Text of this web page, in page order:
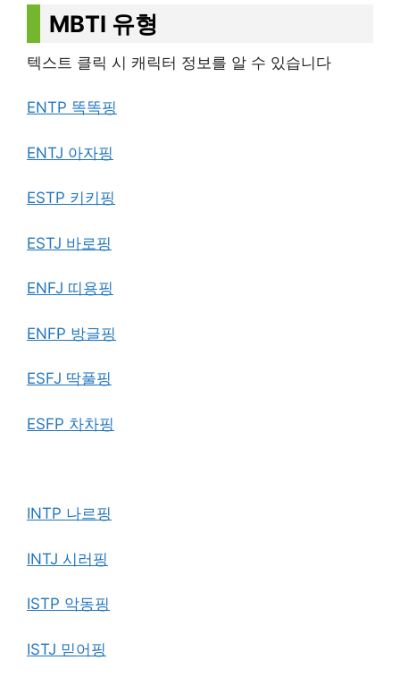
MBTI 유형
텍스트 클릭 시 캐릭터 정보를 알 수 있습니다
ENTP 똑똑핑
ENTJ 아자핑
ESTP 키키핑
ESTJ 바로핑
ENFJ 띠용핑
ENFP 방글핑
ESFJ 딱풀핑
ESFP 차차핑
INTP 나르핑
INTJ 시러핑
ISTP 악동핑
ISTJ 믿어핑